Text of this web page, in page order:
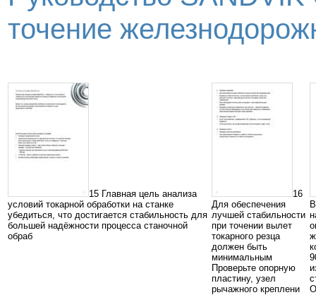
точение
15 Главная цель анализа
условий токарной обработки на станке
убедиться, что достигается стабильность для
большей надёжности процесса станочной
обраб
16
Для обеспечения
лучшей стабильности
при точении вылет
токарного резца
должен быть
минимальным
Проверьте опорную
пластину, узел
рычажного креплени